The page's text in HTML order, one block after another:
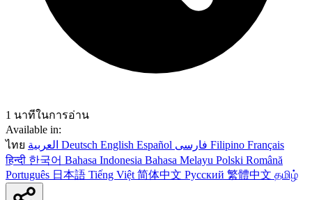
1 นาทีในการอ่าน
Available in:
ไทย
Deutsch English Español Filipino Français
हिन्दी 한국어 Bahasa Indonesia Bahasa Melayu Polski Română
Português 日本語 Tiếng Việt 简体中文 Русский 繁體中文 தமிழ்